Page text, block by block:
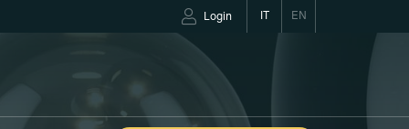
EN
Login